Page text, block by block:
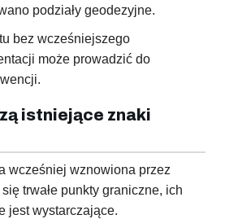
podziały geodezyjne.
bez wcześniejszego
może prowadzić do
istniejące znaki
wcześniej wznowiona przez
trwałe punkty graniczne, ich
jest wystarczające.